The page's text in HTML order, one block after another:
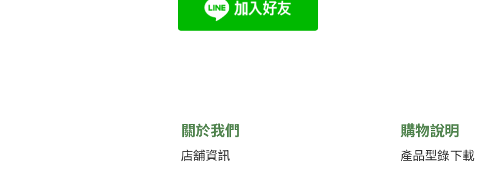
關於我們
店舖資訊
購物說明
產品型錄下載